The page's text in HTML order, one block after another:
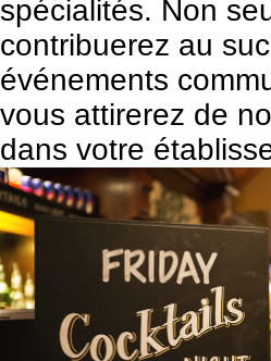
spécialités. Non
contribuerez au
événements
vous attirerez de
dans votre